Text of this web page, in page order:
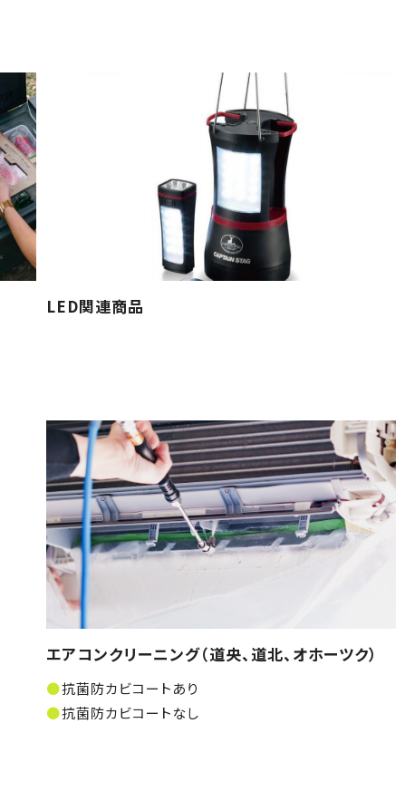
LED関連商品
エアコンクリーニング（道央、道北、オホーツク）
抗菌防カビコートあり
抗菌防カビコートなし